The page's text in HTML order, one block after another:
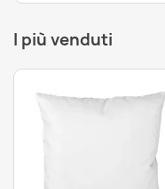
moderno, astratto
Tappeto da bagno
antiscivolo, morbido -
I più venduti